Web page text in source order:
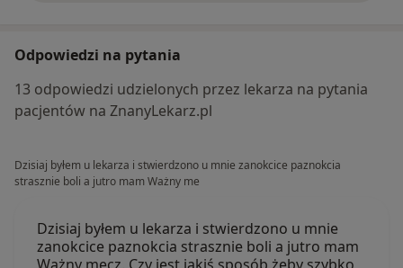
Odpowiedzi na pytania
13 odpowiedzi udzielonych przez lekarza na pytania
pacjentów na ZnanyLekarz.pl
Dzisiaj byłem u lekarza i stwierdzono u mnie zanokcice paznokcia
strasznie boli a jutro mam Ważny me
Dzisiaj byłem u lekarza i stwierdzono u mnie
zanokcice paznokcia strasznie boli a jutro mam